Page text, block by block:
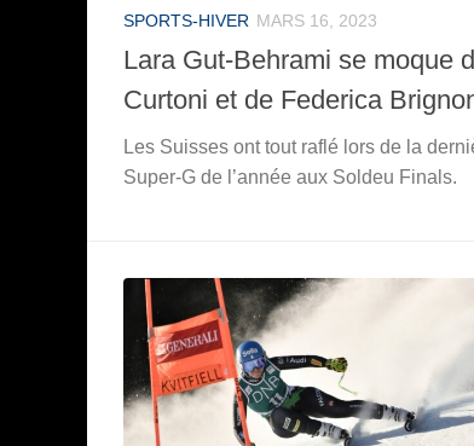
SPORTS-HIVER MARS 16, 2023
Lara Gut-Behrami se moque
Curtoni et de Federica
Les Suisses ont tout raflé lors de la
Super-G de l’année aux Soldeu Finals.